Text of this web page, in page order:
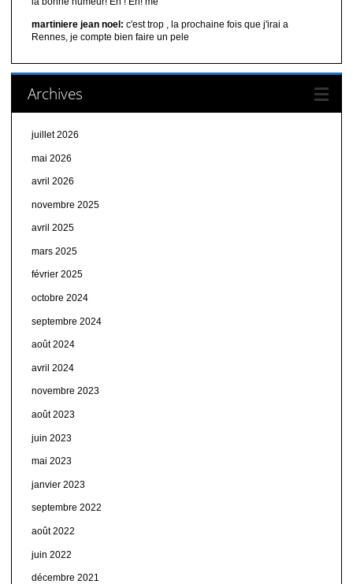
martiniere jean noel: c'est trop , la prochaine fois que j'irai a
Rennes, je compte bien faire un pele
Archives
juillet 2026
mai 2026
avril 2026
novembre 2025
avril 2025
mars 2025
février 2025
octobre 2024
septembre 2024
août 2024
avril 2024
novembre 2023
août 2023
juin 2023
mai 2023
janvier 2023
septembre 2022
août 2022
juin 2022
décembre 2021